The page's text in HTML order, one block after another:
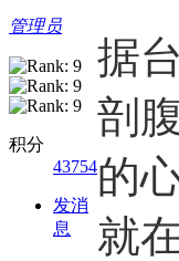
管理员
积分
43754
发消
息
据
剖
的
就